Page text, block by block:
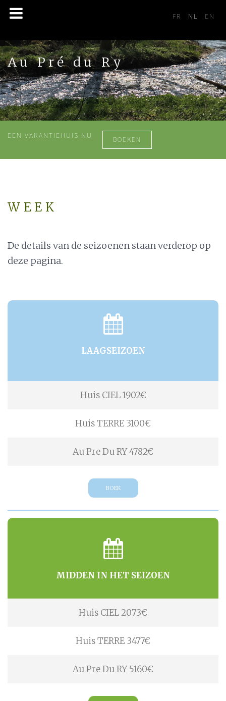
Selecteer de
FR NL EN
Au Pré du Ry
EEN VAKANTIEHUIS NU BOEKEN
WEEK
De details van de seizoenen staan verderop op
deze pagina.
LAAGSEIZOEN
Huis CIEL 1902€
Huis TERRE 3100€
Au Pre Du RY 4782€
BOEK
MIDDEN IN HET SEIZOEN
Huis CIEL 2073€
Huis TERRE 3477€
Au Pre Du RY 5160€